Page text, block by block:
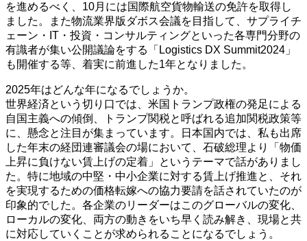
を進めるべく、10月には国際航空貨物輸送の免許を取得し
ました。また物流業界版ダボス会議を目指して、サプライチ
ェーン・IT・投資・コンサルティングといった各専門分野の
有識者が集い公開議論をする「Logistics DX Summit2024」
も開催する等、着実に前進した1年となりました。
2025年はどんな年になるでしょうか。
世界経済という切り口では、米国トランプ政権の発足による
自国主義への傾倒、トランプ関税と呼ばれる追加関税政策等
に、懸念と注目が集まっています。日本国内では、私も出席
した年末の経団連審議会の場において、石破総理より「物価
上昇に負けない賃上げの定着」というテーマで話がありまし
た。特に地域の中堅・中小企業に対する賃上げ推進と、それ
を実現するための価格転嫁への協力要請を話されていたのが
印象的でした。各企業のリーダーはこのグローバルの変化、
ローカルの変化、両方の動きをいち早く読み解き、現場と共
に対応していくことが求められることになるでしょう。